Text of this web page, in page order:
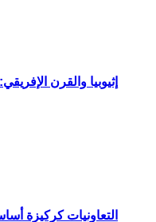
إثيوبيا والقرن
التعاونيات كركيزة